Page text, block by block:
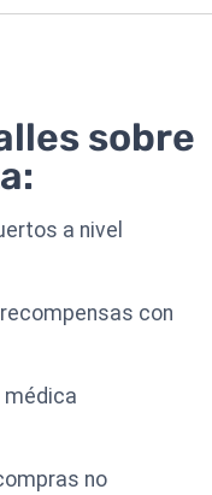
sobre
a nivel
con
médica
no